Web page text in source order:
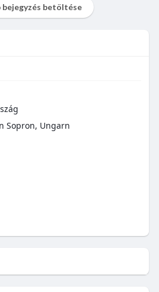
bejegyzés betöltése
Sopron, Ungarn